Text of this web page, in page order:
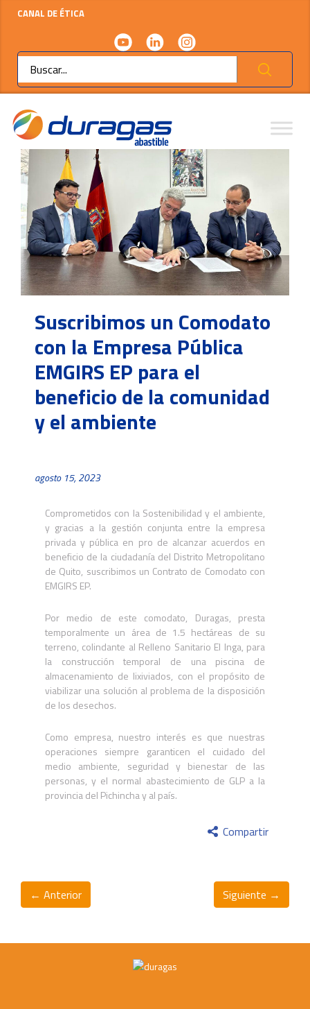
CANAL DE ÉTICA
Ok
Suscribimos un Comodato
con la Empresa Pública
EMGIRS EP para el
beneficio de la comunidad
y el ambiente
agosto 15, 2023
Comprometidos con la Sostenibilidad y el ambiente,
y gracias a la gestión conjunta entre la empresa
privada y pública en pro de alcanzar acuerdos en
beneficio de la ciudadaníadel Distrito Metropolitano
de Quito, suscribimos un Contrato de Comodato con
EMGIRS EP.
Por medio de este comodato, Duragas, presta
temporalmente un área de 1.5 hectáreas de su
terreno, colindante al Relleno Sanitario El Inga, para
la construcción temporal de una piscina de
almacenamiento de lixiviados, con el propósito de
viabilizar una solución al problema de la disposición
de los desechos.
Como empresa, nuestro interés es que nuestras
operaciones siempre garanticen el cuidado del
medio ambiente, seguridad y bienestar de las
personas, y el normal abastecimiento de GLP a la
provincia del Pichincha y al país.
Compartir
← Anterior Siguiente →